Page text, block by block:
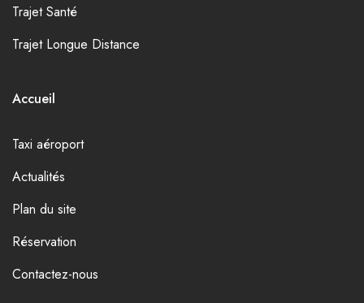
Trajet Santé
Trajet Longue Distance
Accueil
Taxi aéroport
Actualités
Plan du site
Réservation
Contactez-nous